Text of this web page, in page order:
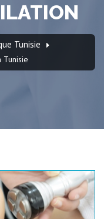
Tunisie
Tunisie